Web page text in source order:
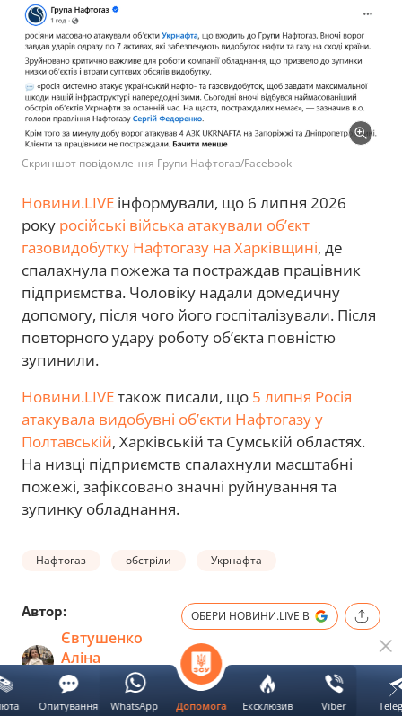
Скриншот повідомлення Групи Нафтогаз/Facebook
Новини.LIVE інформували, що 6 липня 2026
року російські війська атакували об’єкт
газовидобутку Нафтогазу на Харківщині, де
спалахнула пожежа та постраждав працівник
підприємства. Чоловіку надали домедичну
допомогу, після чого його госпіталізували. Після
повторного удару роботу об’єкта повністю
зупинили.
Новини.LIVEтакож писали, що 5 липня Росія
атакувала видобувні об’єкти Нафтогазу у
Полтавській, Харківській та Сумській областях.
На низці підприємств спалахнули масштабні
пожежі, зафіксовано значні руйнування та
зупинку обладнання.
Нафтогаз обстріли Укрнафта
Автор:
Євтушенко
Аліна
Слідкуй за
автором
ОБЕРИ НОВИНИ.LIVE В
Допомога Ексклюзив Viber
Опитування WhatsApp